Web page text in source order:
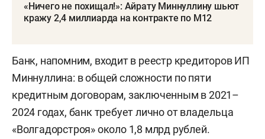
«Ничего не похищал!»: Айрату Миннуллину шьют
кражу 2,4 миллиарда на контракте по М12
Банк, напомним, входит в реестр кредиторов ИП
Миннуллина: в общей сложности по пяти
кредитным договорам, заключенным в 2021–
2024 годах, банк требует лично от владельца
«Волгадорстроя» около 1,8 млрд рублей.